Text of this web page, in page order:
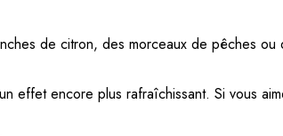
de citron, des morceaux de pêches
effet encore plus rafraîchissant. Si vous